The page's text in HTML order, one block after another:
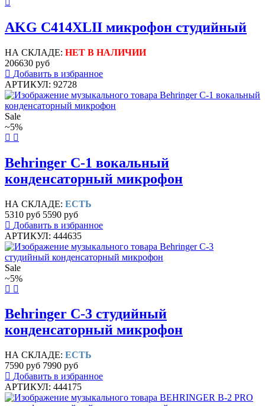
AKG C414XLII микрофон студийный
НА СКЛАДЕ: НЕТ В НАЛИЧИИ
206630 руб
Добавить в избранное
АРТИКУЛ: 92728
Sale
~5%
Behringer C-1 вокальный
конденсаторный микрофон
НА СКЛАДЕ: ЕСТЬ
5310 руб 5590 руб
Добавить в избранное
АРТИКУЛ: 444635
Sale
~5%
Behringer C-3 студийный
конденсаторный микрофон
НА СКЛАДЕ: ЕСТЬ
7590 руб 7990 руб
Добавить в избранное
АРТИКУЛ: 444175